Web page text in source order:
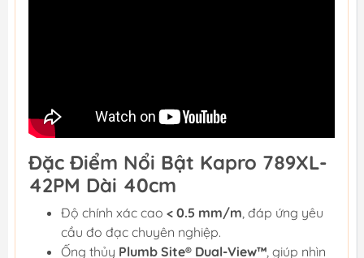
Đặc Điểm Nổi Bật Kapro 789XL-
42PM Dài 40cm
Độ chính xác cao < 0.5 mm/m, đáp ứng yêu
cầu đo đạc chuyên nghiệp.
Ống thủy Plumb Site® Dual-View™, giúp nhìn